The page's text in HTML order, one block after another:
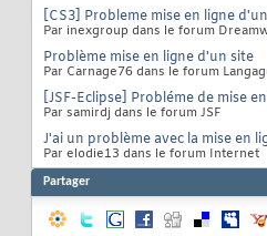
[CS3] Probleme mise en ligne
Par inexgroup dans le forum
Problème mise en ligne d'un site
Par Carnage76 dans le forum
[JSF-Eclipse] Probléme de mise
Par samirdj dans le forum JSF
J'ai un problème avec la mise en
Par elodie13 dans le forum Internet
Partager